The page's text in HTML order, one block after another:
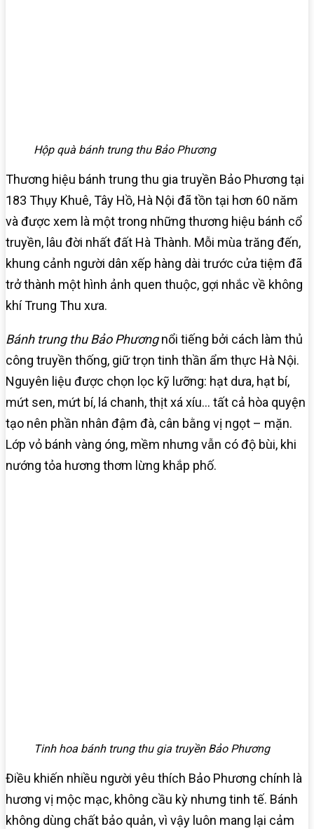
Hộp quà bánh trung thu Bảo Phương
Thương hiệu bánh trung thu gia truyền Bảo Phương tại
183 Thụy Khuê, Tây Hồ, Hà Nội đã tồn tại hơn 60 năm
và được xem là một trong những thương hiệu bánh cổ
truyền, lâu đời nhất đất Hà Thành. Mỗi mùa trăng đến,
khung cảnh người dân xếp hàng dài trước cửa tiệm đã
trở thành một hình ảnh quen thuộc, gợi nhắc về không
khí Trung Thu xưa.
Bánh trung thu Bảo Phươngnổi tiếng bởi cách làm thủ
công truyền thống, giữ trọn tinh thần ẩm thực Hà Nội.
Nguyên liệu được chọn lọc kỹ lưỡng: hạt dưa, hạt bí,
mứt sen, mứt bí, lá chanh, thịt xá xíu… tất cả hòa quyện
tạo nên phần nhân đậm đà, cân bằng vị ngọt – mặn.
Lớp vỏ bánh vàng óng, mềm nhưng vẫn có độ bùi, khi
nướng tỏa hương thơm lừng khắp phố.
Tinh hoa bánh trung thu gia truyền Bảo Phương
Điều khiến nhiều người yêu thích Bảo Phương chính là
hương vị mộc mạc, không cầu kỳ nhưng tinh tế. Bánh
không dùng chất bảo quản, vì vậy luôn mang lại cảm